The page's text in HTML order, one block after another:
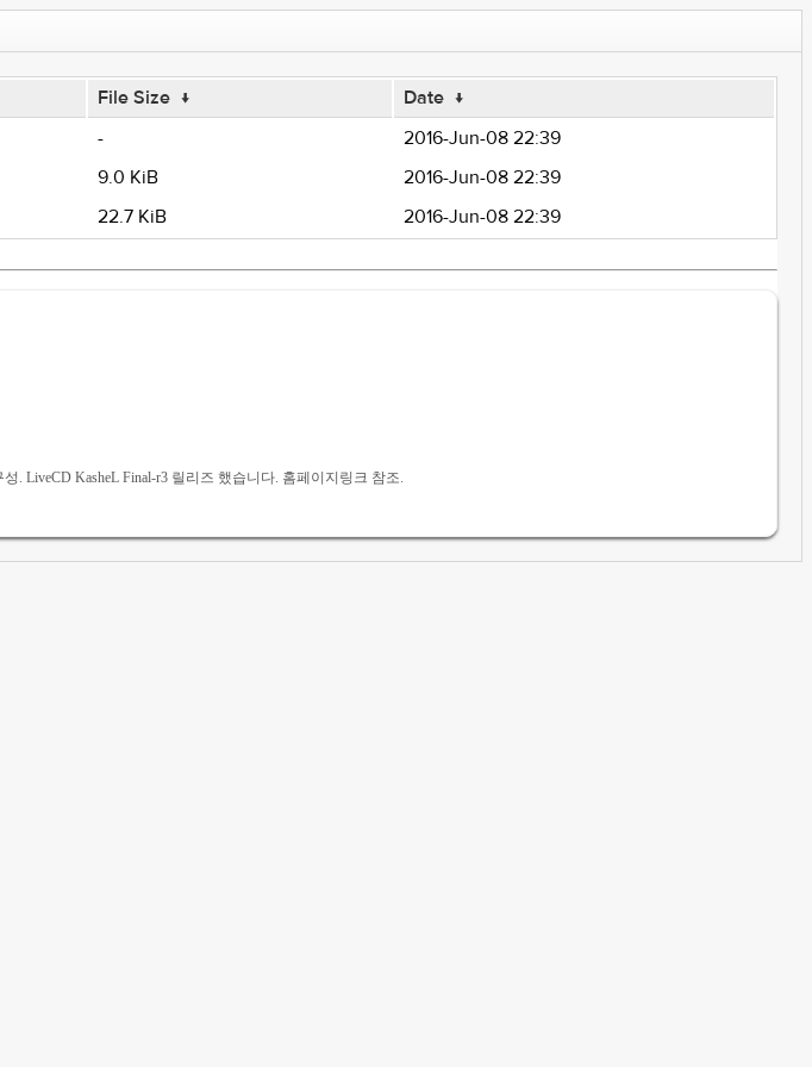
File Size ↓ Date ↓
-
2016-Jun-08 22:39
9.0 KiB
2016-Jun-08 22:39
22.7 KiB 2016-Jun-08 22:39
. LiveCD KasheL Final-r3 릴리즈 했습니다. 홈페이지링크 참조.